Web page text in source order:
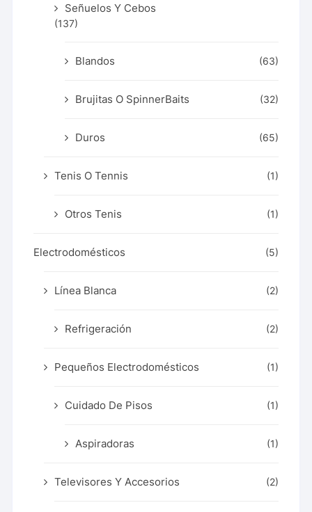
Señuelos Y Cebos
(137)
Blandos (63)
Brujitas O SpinnerBaits (32)
Duros (65)
Tenis O Tennis (1)
Otros Tenis (1)
Electrodomésticos (5)
Línea Blanca (2)
Refrigeración (2)
Pequeños Electrodomésticos (1)
Cuidado De Pisos (1)
Aspiradoras (1)
Televisores Y Accesorios (2)